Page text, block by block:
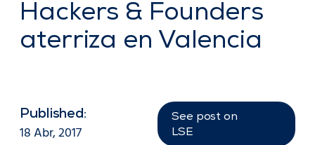
Hackers & Founders
aterriza en Valencia
Published:
18 Abr, 2017
See post on
LSE